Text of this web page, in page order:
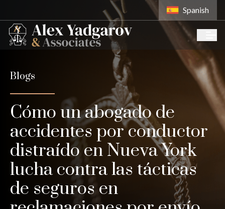
Spanish
Blogs
Cómo un abogado de
accidentes por conductor
distraído en Nueva York
lucha contra las tácticas
de seguros en